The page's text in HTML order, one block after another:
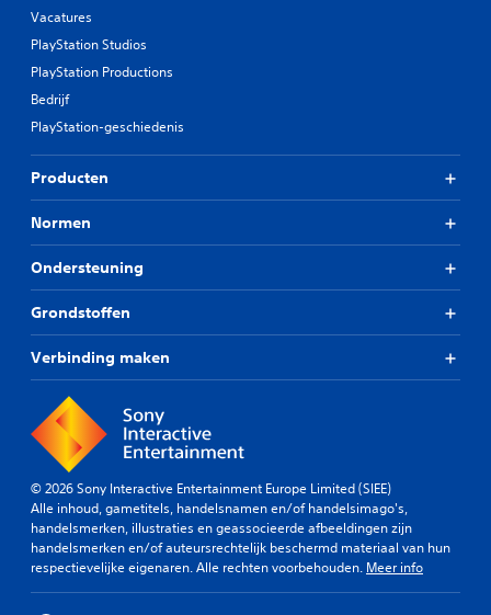
Vacatures
PlayStation Studios
PlayStation Productions
Bedrijf
PlayStation-geschiedenis
Producten
Normen
Ondersteuning
Grondstoffen
Verbinding maken
© 2026 Sony Interactive Entertainment Europe Limited (SIEE)
Alle inhoud, gametitels, handelsnamen en/of handelsimago's,
handelsmerken, illustraties en geassocieerde afbeeldingen zijn
handelsmerken en/of auteursrechtelijk beschermd materiaal van hun
respectievelijke eigenaren. Alle rechten voorbehouden. Meer info